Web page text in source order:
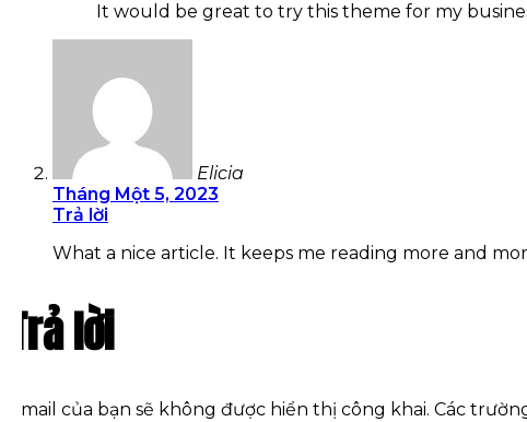
It would be great to try this theme for my
Elicia
Tháng Một 5, 2023
Trả lời
What a nice article. It keeps me reading more and
Trả lời
Email của bạn sẽ không được hiển thị công khai. Các